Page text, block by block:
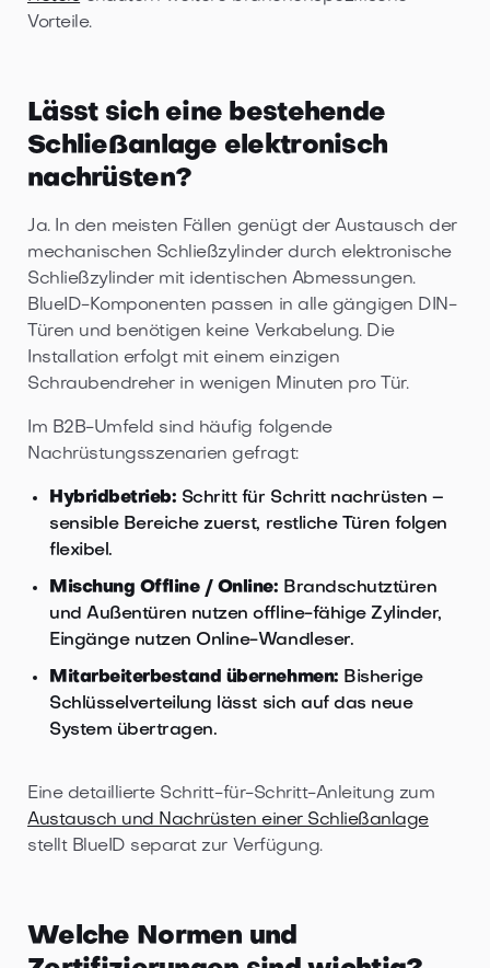
Vorteile.
Lässt sich eine bestehende
Schließanlage elektronisch
nachrüsten?
Ja. In den meisten Fällen genügt der Austausch der
mechanischen Schließzylinder durch elektronische
Schließzylinder mit identischen Abmessungen.
BlueID-Komponenten passen in alle gängigen DIN-
Türen und benötigen keine Verkabelung. Die
Installation erfolgt mit einem einzigen
Schraubendreher in wenigen Minuten pro Tür.
Im B2B-Umfeld sind häufig folgende
Nachrüstungsszenarien gefragt:
Hybridbetrieb: Schritt für Schritt nachrüsten –
sensible Bereiche zuerst, restliche Türen folgen
flexibel.
Mischung Offline / Online: Brandschutztüren
und Außentüren nutzen offline-fähige Zylinder,
Eingänge nutzen Online-Wandleser.
Mitarbeiterbestand übernehmen: Bisherige
Schlüsselverteilung lässt sich auf das neue
System übertragen.
Eine detaillierte Schritt-für-Schritt-Anleitung zum
Austausch und Nachrüsten einer Schließanlage
stellt BlueID separat zur Verfügung.
Welche Normen und